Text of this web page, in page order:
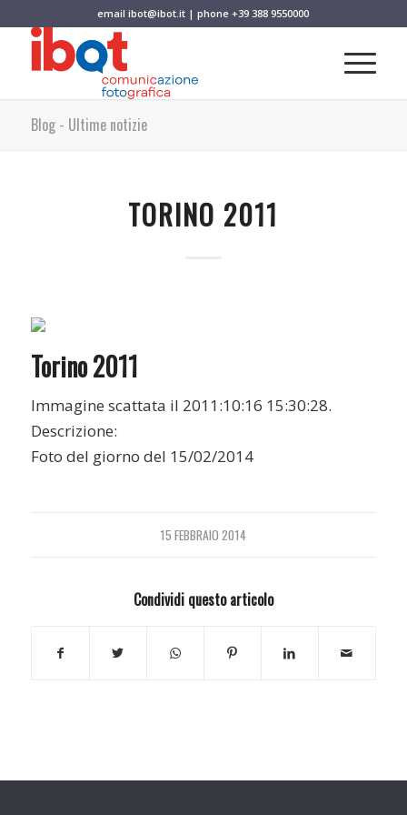
emailibot@ibot.it | phone+39 388 9550000
Blog - Ultime notizie
TORINO 2011
Torino 2011
Immagine scattata il 2011:10:16 15:30:28.
Descrizione:
Foto del giorno del 15/02/2014
15 FEBBRAIO 2014
Condividi questo articolo